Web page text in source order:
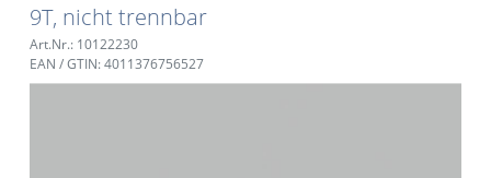
9T, nicht trennbar
Art.Nr.: 10122230
EAN / GTIN: 4011376756527